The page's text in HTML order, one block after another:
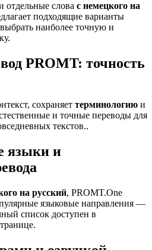
отдельные слова с немецкого на
подходящие варианты
наиболее точную и
PROMT: точность
сохраняет терминологию и
и точные переводы для
текстов..
языки и
на русский, PROMT.One
языковые направления —
список доступен в